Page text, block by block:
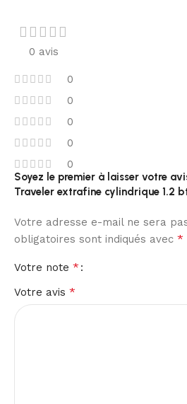
0 avis
0
0
0
0
0
Soyez le premier à laisser votre
Traveler extrafine cylindrique 1.2
Votre adresse e-mail ne sera
obligatoires sont indiqués avec *
Votre note *
Votre avis *